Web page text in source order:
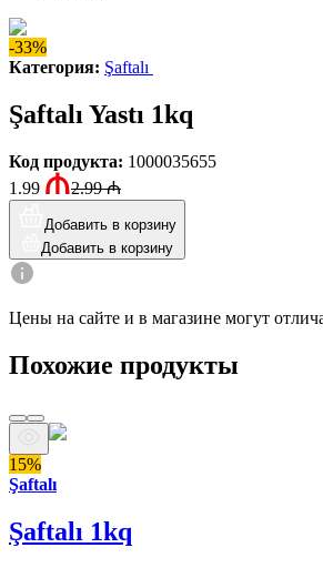
-33%
Категория: Şaftalı
Şaftalı Yastı 1kq
Код продукта: 1000035655
1.99
2.99₼
Добавить в корзину
Добавить в корзину
Цены на сайте и в магазине могут
Похожие продукты
15%
Şaftalı
Şaftalı 1kq